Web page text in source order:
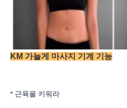
KM 가늘게 마사지 기계 기능
* 근육을 키워라